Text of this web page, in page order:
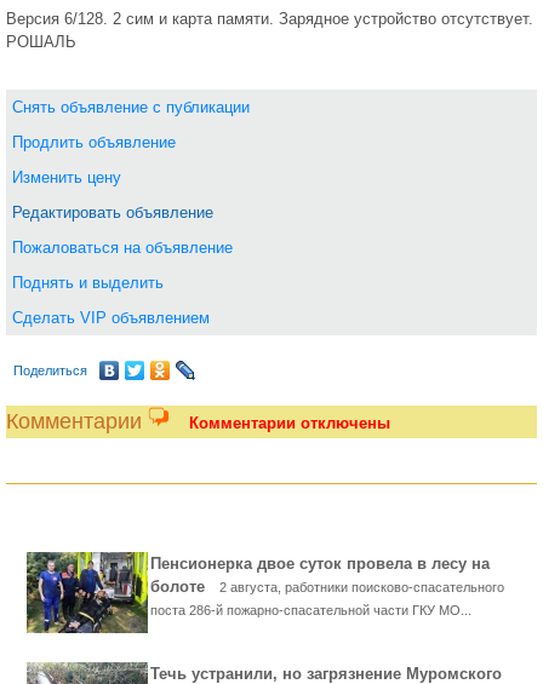
Версия 6/128. 2 сим и карта памяти. Зарядное устройство отсутствует.
РОШАЛЬ
Снять объявление с публикации
Продлить объявление
Изменить цену
Редактировать объявление
Пожаловаться на объявление
Поднять и выделить
Сделать VIP объявлением
Поделиться
Комментарии Комментарии отключены
Пенсионерка двое суток провела в лесу на
болоте
2 августа, работники поисково-спасательного
поста 286-й пожарно-спасательной части ГКУ МО...
Течь устранили, но загрязнение Муромского